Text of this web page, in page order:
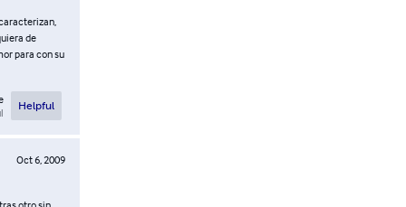
de
para con su
Helpful
Oct 6, 2009